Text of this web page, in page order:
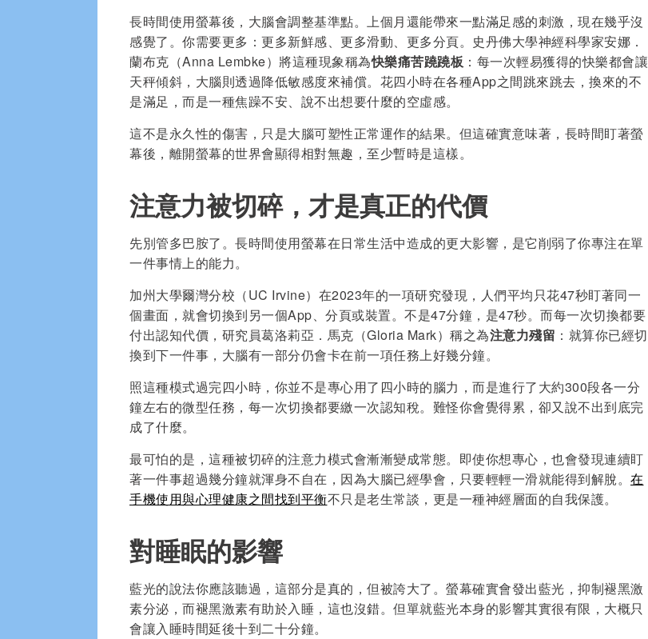
長時間使用螢幕後，大腦會調整基準點。上個月還能帶來一點滿足感的刺激，現在幾乎沒
感覺了。你需要更多：更多新鮮感、更多滑動、更多分頁。史丹佛大學神經科學家安娜．
蘭布克（Anna Lembke）將這種現象稱為快樂痛苦蹺蹺板 ：每一次輕易獲得的快樂都會讓
天秤傾斜，大腦則透過降低敏感度來補償。花四小時在各種App之間跳來跳去，換來的不
是滿足，而是一種焦躁不安、說不出想要什麼的空虛感。
這不是永久性的傷害，只是大腦可塑性正常運作的結果。但這確實意味著，長時間盯著螢
幕後，離開螢幕的世界會顯得相對無趣，至少暫時是這樣。
注意力被切碎，才是真正的代價
先別管多巴胺了。長時間使用螢幕在日常生活中造成的更大影響，是它削弱了你專注在單
一件事情上的能力。
加州大學爾灣分校（UC Irvine）在2023年的一項研究發現，人們平均只花47秒盯著同一
個畫面，就會切換到另一個App、分頁或裝置。不是47分鐘，是47秒。而每一次切換都要
付出認知代價，研究員葛洛莉亞．馬克（Gloria Mark）稱之為注意力殘留 ：就算你已經切
換到下一件事，大腦有一部分仍會卡在前一項任務上好幾分鐘。
照這種模式過完四小時，你並不是專心用了四小時的腦力，而是進行了大約300段各一分
鐘左右的微型任務，每一次切換都要繳一次認知稅。難怪你會覺得累，卻又說不出到底完
成了什麼。
最可怕的是，這種被切碎的注意力模式會漸漸變成常態。即使你想專心，也會發現連續盯
著一件事超過幾分鐘就渾身不自在，因為大腦已經學會，只要輕輕一滑就能得到解脫。 在
手機使用與心理健康之間找到平衡不只是老生常談，更是一種神經層面的自我保護。
對睡眠的影響
藍光的說法你應該聽過，這部分是真的，但被誇大了。螢幕確實會發出藍光，抑制褪黑激
素分泌，而褪黑激素有助於入睡，這也沒錯。但單就藍光本身的影響其實很有限，大概只
會讓入睡時間延後十到二十分鐘。